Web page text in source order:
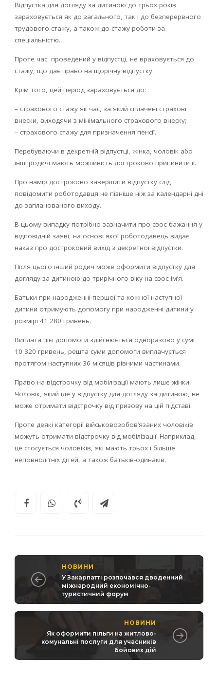
Відпустка для догляду за дитиною до трьох років
зараховується як до загального, так і до безперервного
трудового стажу, а також до стажу роботи за
спеціальністю.
Проте час, проведений у відпустці, не враховується до
стажу, що дає право на щорічну відпустку.
Крім того, цей період зараховується до:
– страхового стажу як час, за який сплачені страхові
внески, виходячи з мінімального страхового внеску;
– страхового стажу для призначення пенсії.
Перебуваючи в декретній відпустці, жінка, чоловік або
інші родичі мають можливість достроково припинити її.
Про намір достроково завершити відпустку слід
повідомити роботодавця не пізніше ніж за календарні дні
до запланованого виходу.
В цьому випадку потрібно зазначити про своє бажання у
відповідній заяві, на основі якої роботодавець видає
наказ про достроковий вихід з декретної відпустки.
Після цього інший родич може оформити відпустку для
догляду за дитиною до трирічного віку на своє ім’я.
Батьки при народженні першої та кожної наступної
дитини отримують допомогу при народженні дитини у
розмірі 41 280 гривень.
Виплата цієї допомоги здійснюється одноразово у сумі
10 320 гривень, решта суми допомоги виплачується
протягом наступних 36 місяців рівними частинами.
Право на відстрочку від мобілізації мають лише жінки.
Чоловік, який іде у відпустку для догляду за дитиною, не
може отримати відстрочку від призову на цій підставі.
Проте деякі категорії військовозобов’язаних чоловіків
можуть отримати відстрочку від мобілізації. Наприклад,
це стосується чоловіків, які мають трьох і більше
неповнолітніх дітей, а також батьків-одинаків.
НОВИНИ
У Закарпатті розпочався дводенний
міжнародний економічно-
туристичний форум
НОВИНИ
Як оформити пільги на житлово-
комунальні послуги для учасників
бойових дій